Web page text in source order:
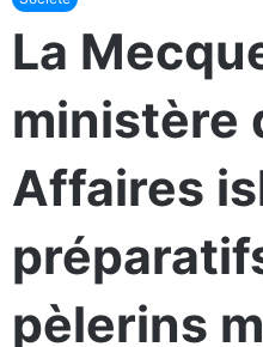
La
ministère
Affaires
pèlerins